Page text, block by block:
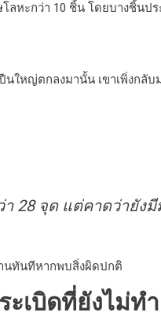
ลหะกว่า 10 ชิ้น โดยบางชิ้น
นใหญ่ตกลงมานั้น เขาเพิ่ง
28 จุด แต่คาดว่ายั
านทันทีหากพบสิ่งผิดปกติ
เบิดที่ยังไม่ท